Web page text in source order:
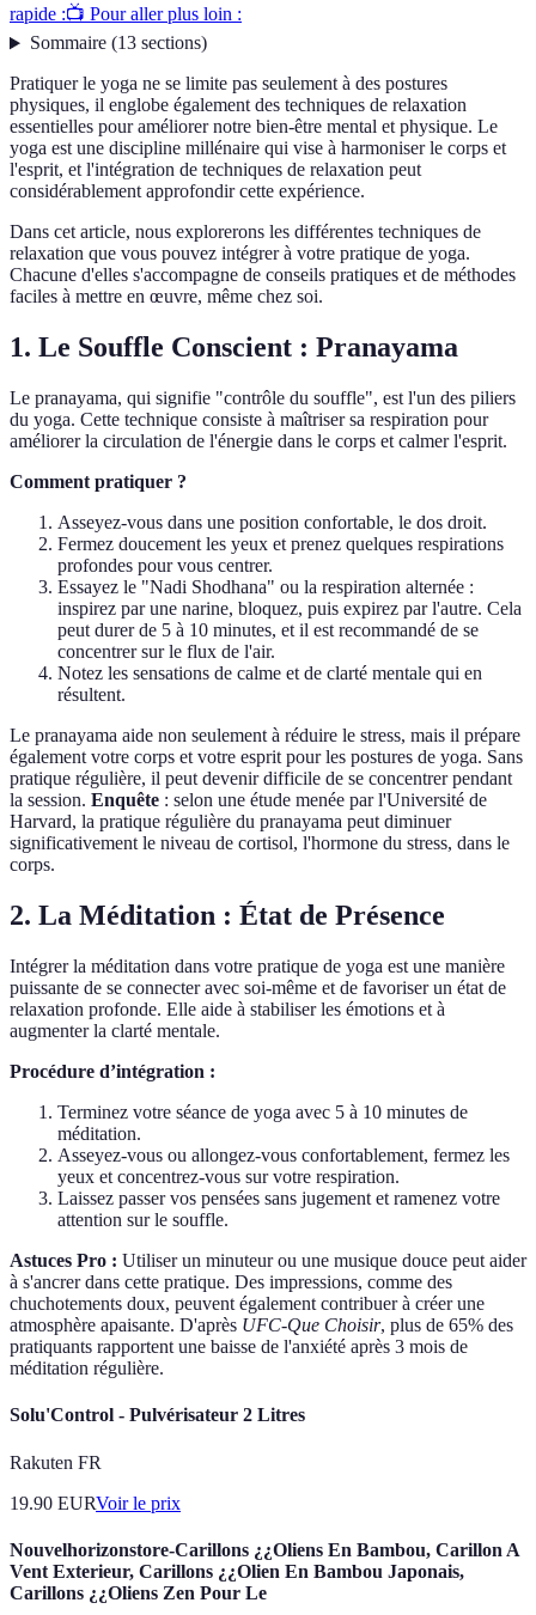
rapide :📺 Pour aller plus loin :
Sommaire(13 sections)
Pratiquer le yoga ne se limite pas seulement à des postures
physiques, il englobe également des techniques de relaxation
essentielles pour améliorer notre bien-être mental et physique. Le
yoga est une discipline millénaire qui vise à harmoniser le corps et
l'esprit, et l'intégration de techniques de relaxation peut
considérablement approfondir cette expérience.
Dans cet article, nous explorerons les différentes techniques de
relaxation que vous pouvez intégrer à votre pratique de yoga.
Chacune d'elles s'accompagne de conseils pratiques et de méthodes
faciles à mettre en œuvre, même chez soi.
1. Le Souffle Conscient : Pranayama
Le pranayama, qui signifie "contrôle du souffle", est l'un des piliers
du yoga. Cette technique consiste à maîtriser sa respiration pour
améliorer la circulation de l'énergie dans le corps et calmer l'esprit.
Comment pratiquer ?
Asseyez-vous dans une position confortable, le dos droit.
Fermez doucement les yeux et prenez quelques respirations
profondes pour vous centrer.
Essayez le "Nadi Shodhana" ou la respiration alternée :
inspirez par une narine, bloquez, puis expirez par l'autre. Cela
peut durer de 5 à 10 minutes, et il est recommandé de se
concentrer sur le flux de l'air.
Notez les sensations de calme et de clarté mentale qui en
résultent.
Le pranayama aide non seulement à réduire le stress, mais il prépare
également votre corps et votre esprit pour les postures de yoga. Sans
pratique régulière, il peut devenir difficile de se concentrer pendant
la session. Enquête : selon une étude menée par l'Université de
Harvard, la pratique régulière du pranayama peut diminuer
significativement le niveau de cortisol, l'hormone du stress, dans le
corps.
2. La Méditation : État de Présence
Intégrer la méditation dans votre pratique de yoga est une manière
puissante de se connecter avec soi-même et de favoriser un état de
relaxation profonde. Elle aide à stabiliser les émotions et à
augmenter la clarté mentale.
Procédure d’intégration :
Terminez votre séance de yoga avec 5 à 10 minutes de
méditation.
Asseyez-vous ou allongez-vous confortablement, fermez les
yeux et concentrez-vous sur votre respiration.
Laissez passer vos pensées sans jugement et ramenez votre
attention sur le souffle.
Astuces Pro : Utiliser un minuteur ou une musique douce peut aider
à s'ancrer dans cette pratique. Des impressions, comme des
chuchotements doux, peuvent également contribuer à créer une
atmosphère apaisante. D'après UFC-Que Choisir, plus de 65% des
pratiquants rapportent une baisse de l'anxiété après 3 mois de
méditation régulière.
Solu'Control - Pulvérisateur 2 Litres
Rakuten FR
19.90 EURVoir le prix
Nouvelhorizonstore-Carillons ¿¿Oliens En Bambou, Carillon A
Vent Exterieur, Carillons ¿¿Olien En Bambou Japonais,
Carillons ¿¿Oliens Zen Pour Le